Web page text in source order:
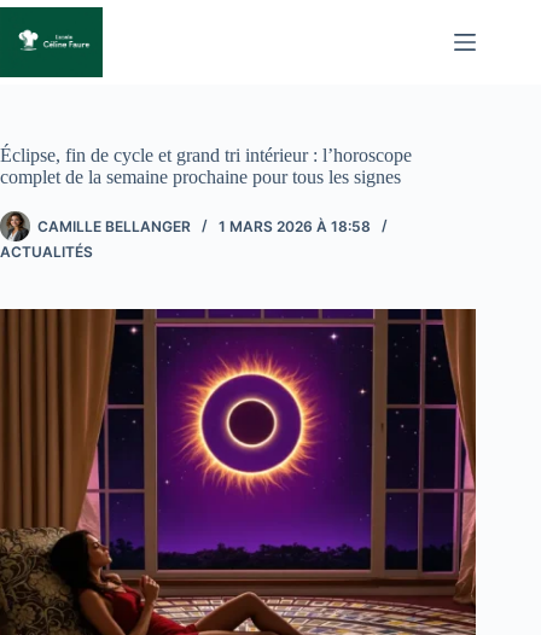
Passer
contenu
Éclipse, fin de cycle et grand tri intérieur : l’horoscope
complet de la semaine prochaine pour tous les signes
CAMILLE BELLANGER
1 MARS 2026 À 18:58
ACTUALITÉS